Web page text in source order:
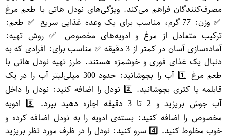
مصرف‌کنندگان فراهم می‌کند. ویژگی‌های نودل هاتی با طعم مرغ
✅ وزن: 77 گرم، مناسب برای یک وعده غذایی سریع ✅ طعم:
ترکیب متعادل از مرغ و ادویه‌های مخصوص ✅ روش تهیه:
آماده‌سازی آسان در کمتر از 3 دقیقه ✅ مناسب برای: افرادی که به
دنبال یک غذای فوری و خوشمزه هستند. طرز تهیه نودل هاتی با
طعم مرغ 1️⃣ آب را بجوشانید: حدود 300 میلی‌لیتر آب را در یک
قابلمه یا کتری بجوشانید. 2️⃣ نودل را اضافه کنید: نودل را داخل
آب جوش بریزید و 2 تا 3 دقیقه اجازه دهید بپزد. 3️⃣ ادویه
مخصوص را اضافه کنید: بسته‌ی ادویه را به نودل اضافه کرده و
خوب مخلوط کنید. 4️⃣ سرو کنید: نودل را در ظرف مورد نظر بریزید